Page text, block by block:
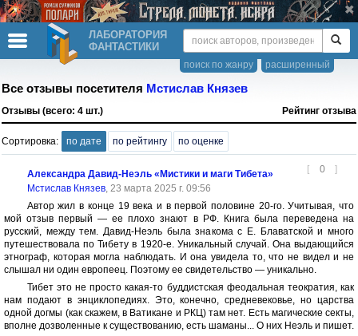
ЛАБОРАТОРИЯ
ФАНТАСТИКИ
расширенный
поиск по жанру
Все отзывы посетителя Мстислав Князев
Отзывы (всего: 4 шт.) Рейтинг отзыва
Сортировка: по дате по рейтингу по оценке
[ 0 ]
Александра Давид-Неэль «Мистики и маги Тибета»
Мстислав Князев, 23 марта 2025 г. 09:56
Автор жил в конце 19 века и в первой половине 20-го. Учитывая, что
мой отзыв первый — ее плохо знают в РФ. Книга была переведена на
русский, между тем. Давид-Неэль была знакома с Е. Блаватской и много
путешествовала по Тибету в 1920-е. Уникальный случай. Она выдающийся
этнограф, которая могла наблюдать. И она увидела то, что не видел и не
слышал ни один европеец. Поэтому ее свидетельство — уникально.
Тибет это не просто какая-то буддистская феодальная теократия, как
нам подают в энциклопедиях. Это, конечно, средневековье, но царства
одной догмы (как скажем, в Ватикане и РКЦ) там нет. Есть магические секты,
вполне дозволенные к существованию, есть шаманы... О них Неэль и пишет.